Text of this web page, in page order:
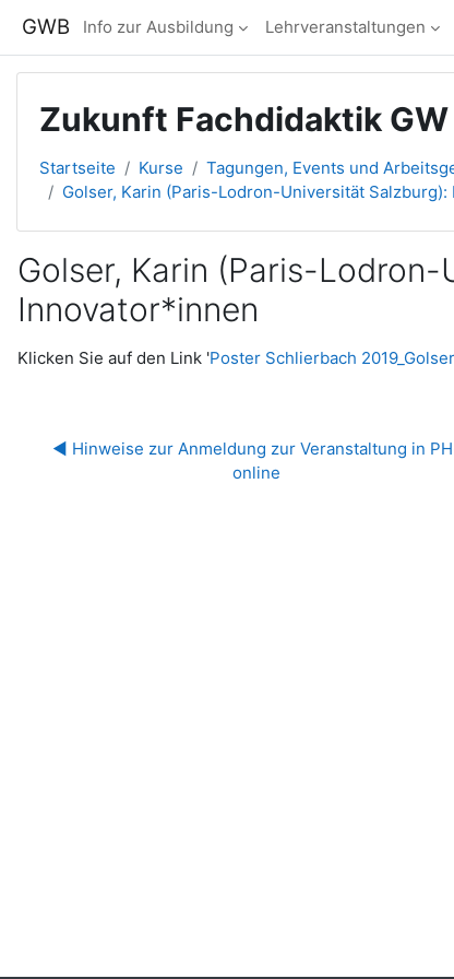
GWB Info zur Ausbildung Lehrveranstaltungen
Zukunft Fachdidaktik
Startseite Kurse Tagungen, Events und
Golser, Karin (Paris-Lodron-Universität
Golser, Karin (Paris-
Innovator*innen
Abschlussbedingungen
Klicken Sie auf den Link 'Poster Schlierbach
◀︎ Hinweise zur Anmeldung zur Veranstaltung in
online